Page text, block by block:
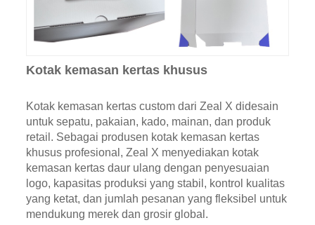
Kotak kemasan kertas khusus
Kotak kemasan kertas custom dari Zeal X didesain
untuk sepatu, pakaian, kado, mainan, dan produk
retail. Sebagai produsen kotak kemasan kertas
khusus profesional, Zeal X menyediakan kotak
kemasan kertas daur ulang dengan penyesuaian
logo, kapasitas produksi yang stabil, kontrol kualitas
yang ketat, dan jumlah pesanan yang fleksibel untuk
mendukung merek dan grosir global.